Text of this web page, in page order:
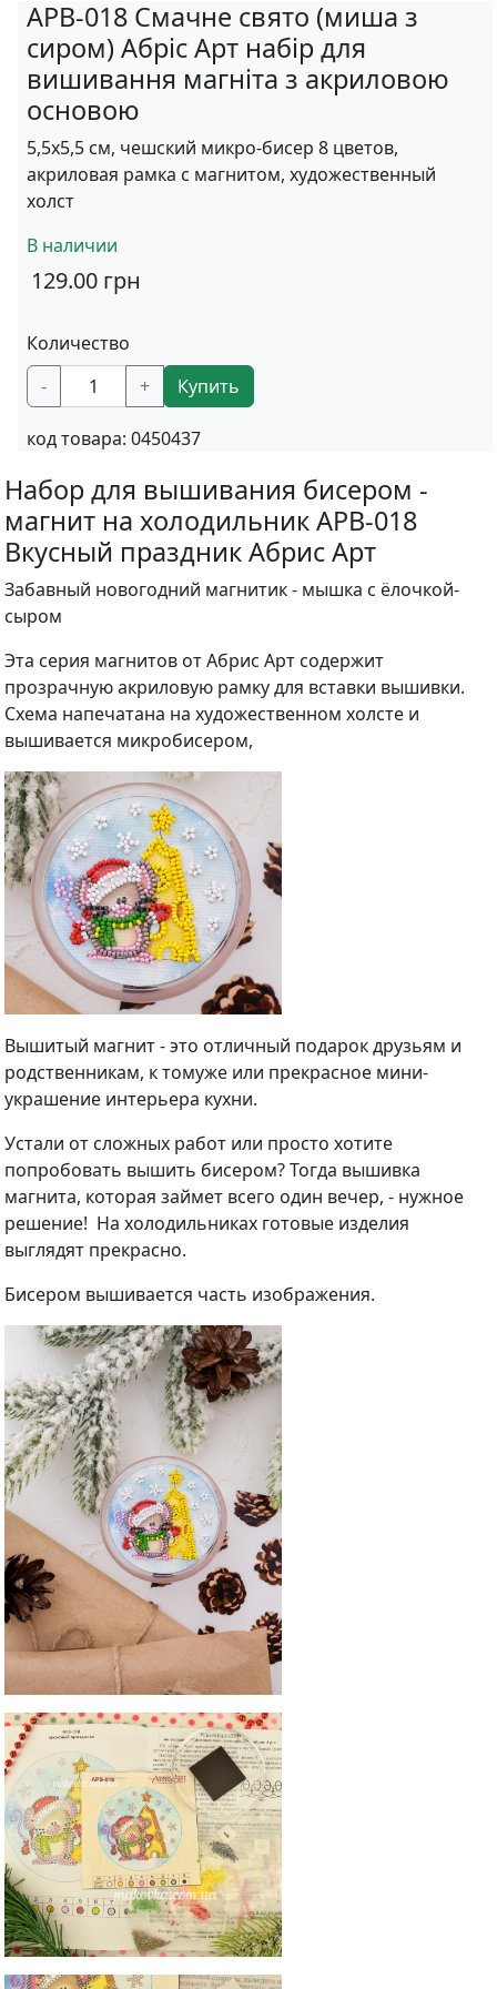
APB-018 Смачне свято (миша з
сиром) Абріс Арт набір для
вишивання магніта з акриловою
основою
5,5х5,5 см, чешский микро-бисер 8 цветов,
акриловая рамка с магнитом, художественный
холст
В наличии
129.00 грн
Количество
-
+ Купить
код товара: 0450437
Набор для вышивания бисером -
магнит на холодильник APB-018
Вкусный праздник Абрис Арт
Забавный новогодний магнитик - мышка с ёлочкой-
сыром
Эта серия магнитов от Абрис Арт содержит
прозрачную акриловую рамку для вставки вышивки.
Схема напечатана на художественном холсте и
вышивается микробисером,
Вышитый магнит - это отличный подарок друзьям и
родственникам, к томуже или прекрасное мини-
украшение интерьера кухни.
Устали от сложных работ или просто хотите
попробовать вышить бисером? Тогда вышивка
магнита, которая займет всего один вечер, - нужное
решение! На холодильниках готовые изделия
выглядят прекрасно.
Бисером вышивается часть изображения.